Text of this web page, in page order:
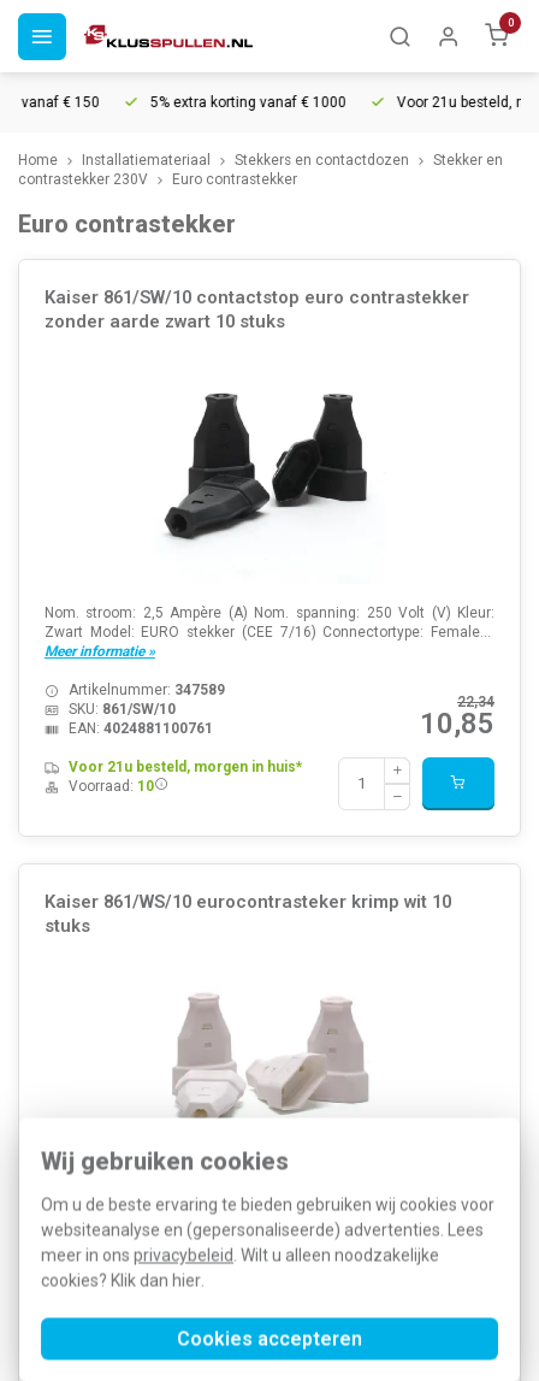
Wij gebruiken cookies
Om u de beste ervaring te bieden gebruiken wij cookies voor
websiteanalyse en (gepersonaliseerde) advertenties. Lees
meer in ons privacybeleid . Wilt u alleen noodzakelijke
cookies? Klik dan hier
Cookies accepteren
0
vanaf € 150 5% extra korting vanaf € 1000 Voor 21u besteld,
Home Installatiemateriaal Stekkers en contactdozen
Stekker en
contrastekker 230V
Euro contrastekker
Euro contrastekker
Kaiser 861/SW/10 contactstop euro contrastekker
zonder aarde zwart 10 stuks
Nom. stroom: 2,5 Ampère (A) Nom. spanning: 250 Volt (V) Kleur:
Zwart Model: EURO stekker (CEE 7/16) Connectortype: Female...
Meer informatie »
22,34
10,85
Artikelnummer: 347589
SKU: 861/SW/10
EAN: 4024881100761
Voor 21u besteld, morgen in huis*
Voorraad: 10
Kaiser 861/WS/10 eurocontrasteker krimp wit 10
stuks
Nom. stroom: 2,5 Ampère (A) Nom. spanning: 250 Volt (V) Kleur: Wit
Model: EURO stekker (CEE 7/16) Connectortype: Female...
Meer informatie »
14,50
SKU:861/WS/10
4024881100778